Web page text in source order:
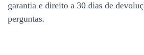
garantia e direito a 30 dias de
perguntas.